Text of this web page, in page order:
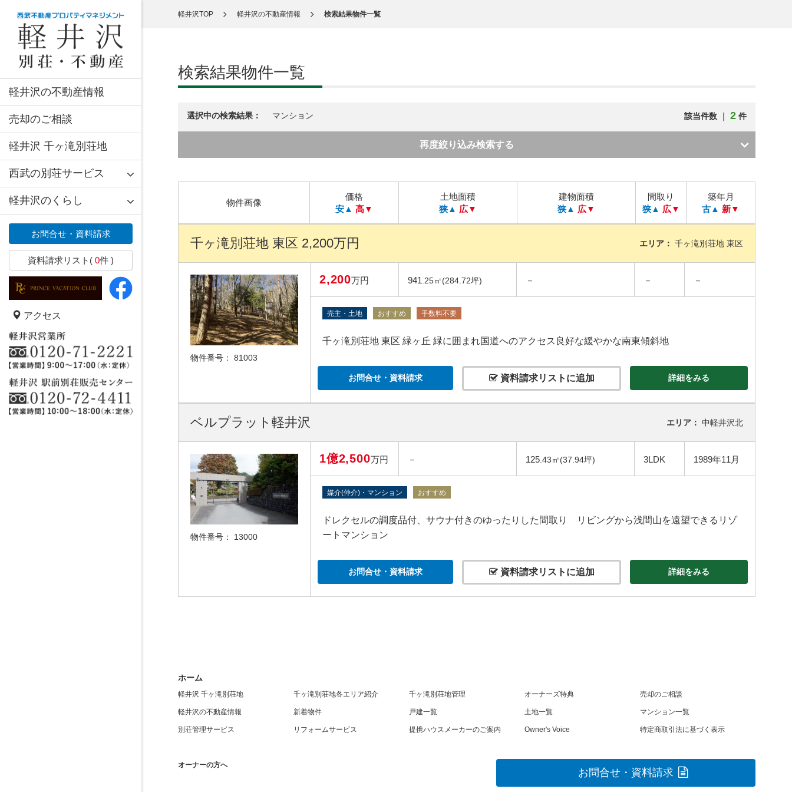
軽井沢の不動産情報
売却のご相談
軽井沢 千ヶ滝別荘地
西武の別荘サービス
軽井沢のくらし
お問合せ・資料請求
資料請求リスト( 0件 )
アクセス
軽井沢TOP 軽井沢の不動産情報 検索結果物件一覧
検索結果物件一覧
選択中の検索結果： マンション 該当件数 ｜ 2件
再度絞り込み検索する
物件画像
価格
安▲ 高▼
土地面積
狭▲ 広▼
建物面積
狭▲ 広▼
間取り
狭▲ 広▼
築年月
古▲ 新▼
千ヶ滝別荘地 東区 2,200万円 エリア： 千ヶ滝別荘地 東区
物件番号： 81003
2,200万円 941 .25㎡(284.72坪) － － －
売主・土地 おすすめ 手数料不要
千ヶ滝別荘地 東区 緑ヶ丘 緑に囲まれ国道へのアクセス良好な緩やかな南東傾斜地
お問合せ・資料請求 資料請求リストに追加 詳細をみる
ベルプラット軽井沢 エリア： 中軽井沢北
物件番号： 13000
1億2,500万円 － 125 .43㎡(37.94坪) 3LDK 1989年11月
媒介(仲介)・マンション おすすめ
ドレクセルの調度品付、サウナ付きのゆったりした間取り リビングから浅間山を遠望できるリゾ
ートマンション
お問合せ・資料請求 資料請求リストに追加 詳細をみる
ホーム
軽井沢 千ヶ滝別荘地 千ヶ滝別荘地各エリア紹介 千ヶ滝別荘地管理 オーナーズ特典 売却のご相談
軽井沢の不動産情報 新着物件 戸建一覧 土地一覧 マンション一覧
別荘管理サービス リフォームサービス 提携ハウスメーカーのご案内 Owner's Voice 特定商取引法に基づく表示
オーナーの方へ
お問合せ・資料請求